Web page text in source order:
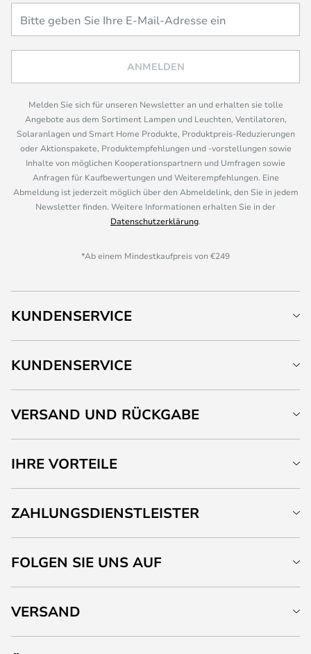
ANMELDEN
Melden Sie sich für unseren Newsletter an und erhalten sie tolle
Angebote aus dem Sortiment Lampen und Leuchten, Ventilatoren,
Solaranlagen und Smart Home Produkte, Produktpreis-Reduzierungen
oder Aktionspakete, Produktempfehlungen und -vorstellungen sowie
Inhalte von möglichen Kooperationspartnern und Umfragen sowie
Anfragen für Kaufbewertungen und Weiterempfehlungen. Eine
Abmeldung ist jederzeit möglich über den Abmeldelink, den Sie in jedem
Newsletter finden. Weitere Informationen erhalten Sie in der
Datenschutzerklärung.
*Ab einem Mindestkaufpreis von €249
KUNDENSERVICE
KUNDENSERVICE
VERSAND UND RÜCKGABE
IHRE VORTEILE
ZAHLUNGSDIENSTLEISTER
FOLGEN SIE UNS AUF
VERSAND